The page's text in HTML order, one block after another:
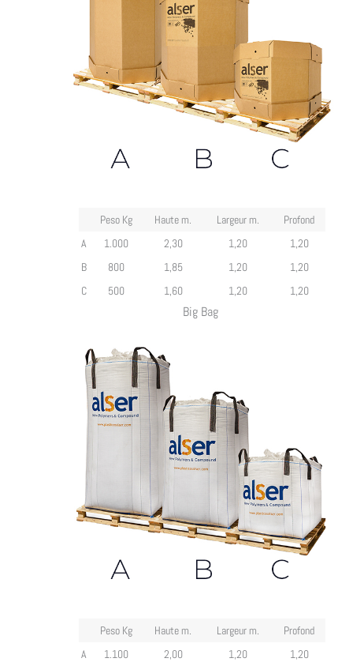
Peso Kg Haute m. Largeur m.
Profond
A
1.000 2,30 1,20
1,20
B
800 1,85 1,20
1,20
C
500 1,60 1,20 1,20
Big Bag
Peso Kg Haute m. Largeur m.
Profond
A
1.100 2,00 1,20
1,20